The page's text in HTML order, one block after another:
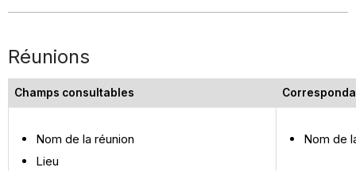
Réunions
Champs consultables
Nom de la réunion
Lieu
Nom de